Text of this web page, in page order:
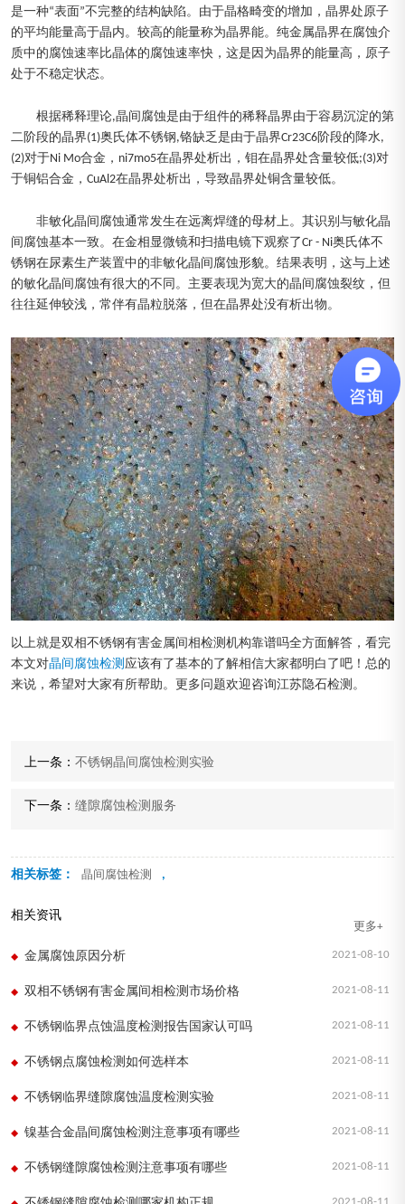
是一种“表面”不完整的结构缺陷。由于晶格畸变的增加，晶界处原子
的平均能量高于晶内。较高的能量称为晶界能。纯金属晶界在腐蚀介
质中的腐蚀速率比晶体的腐蚀速率快，这是因为晶界的能量高，原子
处于不稳定状态。
根据稀释理论,晶间腐蚀是由于组件的稀释晶界由于容易沉淀的第
二阶段的晶界(1)奥氏体不锈钢,铬缺乏是由于晶界Cr23C6阶段的降水,
(2)对于Ni Mo合金，ni7mo5在晶界处析出，钼在晶界处含量较低;(3)对
于铜铝合金，CuAl2在晶界处析出，导致晶界处铜含量较低。
非敏化晶间腐蚀通常发生在远离焊缝的母材上。其识别与敏化晶
间腐蚀基本一致。在金相显微镜和扫描电镜下观察了Cr - Ni奥氏体不
锈钢在尿素生产装置中的非敏化晶间腐蚀形貌。结果表明，这与上述
的敏化晶间腐蚀有很大的不同。主要表现为宽大的晶间腐蚀裂纹，但
往往延伸较浅，常伴有晶粒脱落，但在晶界处没有析出物。
以上就是双相不锈钢有害金属间相检测机构靠谱吗全方面解答，看完
本文对晶间腐蚀检测 应该有了基本的了解相信大家都明白了吧！总的
来说，希望对大家有所帮助。更多问题欢迎咨询江苏隐石检测。
上一条： 不锈钢晶间腐蚀检测实验
下一条： 缝隙腐蚀检测服务
相关标签： 晶间腐蚀检测 ,
相关资讯
更多+
2021-08-10
金属腐蚀原因分析
2021-08-11
双相不锈钢有害金属间相检测市场价格
2021-08-11
不锈钢临界点蚀温度检测报告国家认可吗
2021-08-11
不锈钢点腐蚀检测如何选样本
2021-08-11
不锈钢临界缝隙腐蚀温度检测实验
2021-08-11
镍基合金晶间腐蚀检测注意事项有哪些
2021-08-11
不锈钢缝隙腐蚀检测注意事项有哪些
2021-08-11